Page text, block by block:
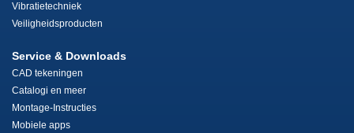
Vibratietechniek
Veiligheidsproducten
Service & Downloads
CAD tekeningen
Catalogi en meer
Montage-Instructies
Mobiele apps